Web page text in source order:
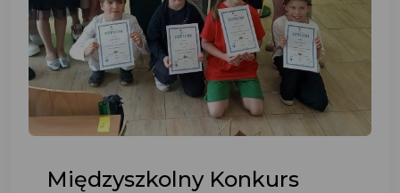
Międzyszkolny Konkurs